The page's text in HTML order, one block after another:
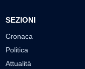
SEZIONI
Cronaca
Politica
Attualità